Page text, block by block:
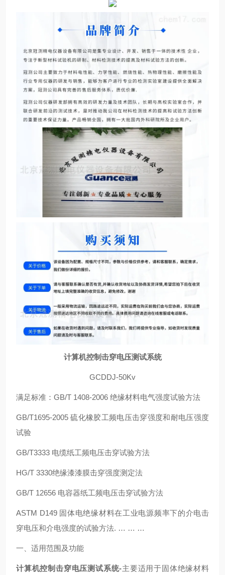
计算机控制击穿电压测试系统
GCDDJ-50Kv
满足标准：GB/T 1408-2006 绝缘材料电气强度试验方法
GB/T1695-2005 硫化橡胶工频电压击穿强度和耐电压强度
试验
GB/T3333 电缆纸工频电压击穿试验方法
HG/T 3330绝缘漆漆膜击穿强度测定法
GB/T 12656 电容器纸工频电压击穿试验方法
ASTM D149 固体电绝缘材料在工业电源频率下的介电击
穿电压和介电强度的试验方法. … … …
一、适用范围及功能
计算机控制击穿电压测试系统-主要适用于固体绝缘材料